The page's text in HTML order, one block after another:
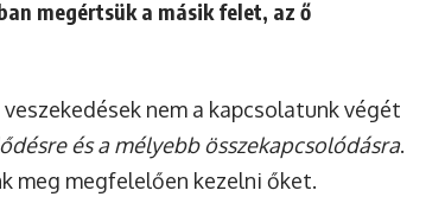
megértsük a másik felet, az ő
nem a kapcsolatunk végét
és a mélyebb összekapcsolódásra.
meg megfelelően kezelni őket.